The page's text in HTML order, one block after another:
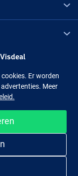
Instagram
en veilig shoppen
Er worden
Meer